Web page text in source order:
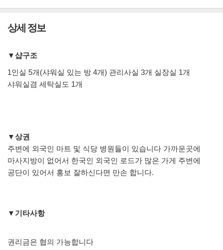
상세 정보
▼샵구조
1인실 5개(샤워실 있는 방 4개) 관리사실 3개 실장실 1개
샤워실겸 세탁실도 1개
▼상권
주변에 외국인 마트 및 식당 병원들이 있습니다 가까운곳에
마사지방이 없어서 한국인 외국인 로드가 많은 가게 주변에
공단이 있어서 홍보 잘하신다면 만손 합니다.
▼기타사항
권리금은 협의 가능합니다